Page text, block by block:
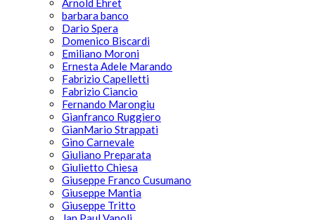
Arnold Ehret
barbara banco
Dario Spera
Domenico Biscardi
Emiliano Moroni
Ernesta Adele Marando
Fabrizio Capelletti
Fabrizio Ciancio
Fernando Marongiu
Gianfranco Ruggiero
GianMario Strappati
Gino Carnevale
Giuliano Preparata
Giulietto Chiesa
Giuseppe Franco Cusumano
Giuseppe Mantia
Giuseppe Tritto